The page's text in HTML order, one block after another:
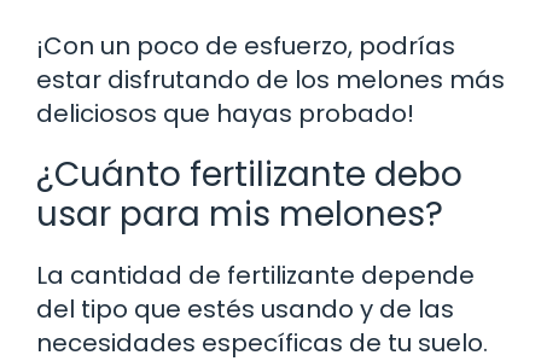
¡Con un poco de esfuerzo, podrías
estar disfrutando de los melones más
deliciosos que hayas probado!
¿Cuánto fertilizante debo
usar para mis melones?
La cantidad de fertilizante depende
del tipo que estés usando y de las
necesidades específicas de tu suelo.